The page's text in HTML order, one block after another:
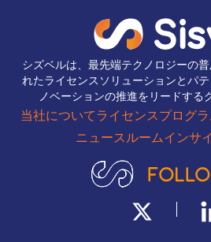
シズベルは、最先端テクノロジーの
れたライセンスソリューションとパ
ノベーションの推進をリードする
当社についてライセンスプログラ
ニュースルームインサ